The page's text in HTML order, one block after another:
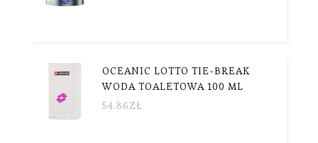
OCEANIC LOTTO TIE-BREAK
WODA TOALETOWA 100 ML
54.86ZŁ